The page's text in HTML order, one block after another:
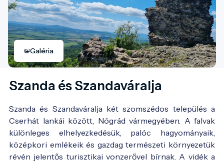
Galéria
Szanda és Szandaváralja
Szanda és Szandaváralja két szomszédos település a
Cserhát lankái között, Nógrád vármegyében. A falvak
különleges elhelyezkedésük, palóc hagyományaik,
középkori emlékeik és gazdag természeti környezetük
révén jelentős turisztikai vonzerővel bírnak. A vidék a